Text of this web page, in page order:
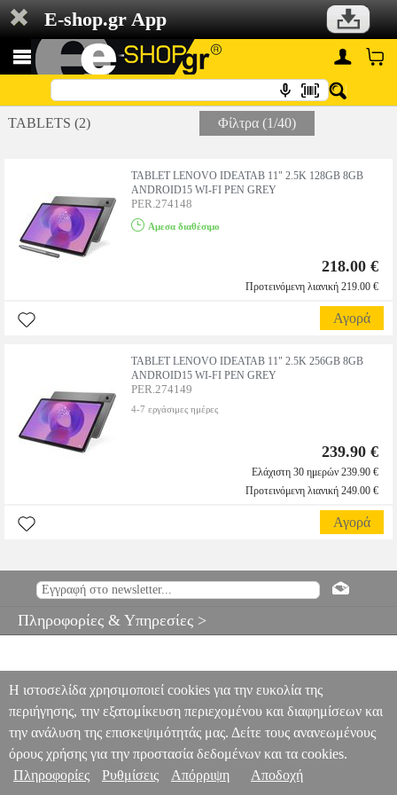
E-shop.gr App
TABLETS (2) Φίλτρα (1/40)
TABLET LENOVO IDEATAB 11" 2.5K 128GB 8GB
ANDROID15 WI-FI PEN GREY
PER.274148
Αμεσα διαθέσιμο
218.00 €
Προτεινόμενη λιανική 219.00 €
Αγορά
TABLET LENOVO IDEATAB 11" 2.5K 256GB 8GB
ANDROID15 WI-FI PEN GREY
PER.274149
4-7 εργάσιμες ημέρες
239.90 €
Ελάχιστη 30 ημερών 239.90 €
Προτεινόμενη λιανική 249.00 €
Αγορά
Πληροφορίες & Υπηρεσίες >
Η ιστοσελίδα χρησιμοποιεί cookies για την ευκολία της
περιήγησης, την εξατομίκευση περιεχομένου και διαφημίσεων και
την ανάλυση της επισκεψιμότητάς μας. Δείτε τους ανανεωμένους
όρους χρήσης για την προστασία δεδομένων και τα cookies.
Πληροφορίες
Ρυθμίσεις Απόρριψη Αποδοχή